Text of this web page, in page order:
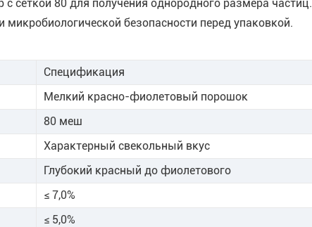
сеткой 80 для получения однородного размера частиц.
безопасности перед упаковкой.
Спецификация
Мелкий красно-фиолетовый порошок
80 меш
Характерный свекольный вкус
Глубокий красный до фиолетового
≤ 7,0%
≤ 5,0%